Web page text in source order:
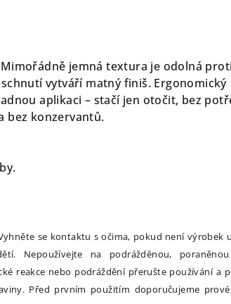
Mimořádně jemná textura je odolná
vytváří matný finiš. Ergonomický
aplikaci – stačí jen otočit, bez
bez konzervantů.
se kontaktu s očima, pokud není výrobek
Nepoužívejte na podrážděnou,
reakce nebo podráždění přerušte používání a
Před prvním použitím doporučujeme